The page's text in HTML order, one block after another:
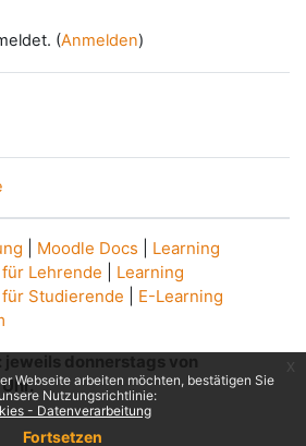
Webseite arbeiten möchten, bestätigen Sie
Nutzungsrichtlinie:
- Datenverarbeitung
Fortsetzen
(Anmelden)
Moodle Docs
Learning
Lehrende
Learning
Studierende
E-Learning
donnerstags von